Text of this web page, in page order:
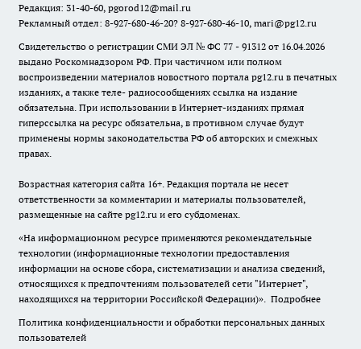
Редакция: 31-40-60, pgorod12@mail.ru
Рекламный отдел: 8-927-680-46-20? 8-927-680-46-10, mari@pg12.ru
Свидетельство о регистрации СМИ ЭЛ № ФС 77 - 91312 от 16.04.2026
выдано Роскомнадзором РФ. При частичном или полном
воспроизведении материалов новостного портала pg12.ru в печатных
изданиях, а также теле- радиосообщениях ссылка на издание
обязательна. При использовании в Интернет-изданиях прямая
гиперссылка на ресурс обязательна, в противном случае будут
применены нормы законодательства РФ об авторских и смежных
правах.
Возрастная категория сайта 16+. Редакция портала не несет
ответственности за комментарии и материалы пользователей,
размещенные на сайте pg12.ru и его субдоменах.
«На информационном ресурсе применяются рекомендательные
технологии (информационные технологии предоставления
информации на основе сбора, систематизации и анализа сведений,
относящихся к предпочтениям пользователей сети "Интернет",
находящихся на территории Российской Федерации)». Подробнее
Политика конфиденциальности и обработки персональных данных
пользователей